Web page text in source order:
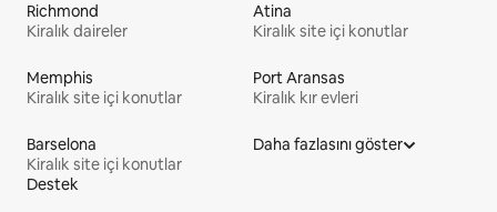
Richmond
Kiralık daireler
Atina
Kiralık site içi konutlar
Memphis
Kiralık site içi konutlar
Port Aransas
Kiralık kır evleri
Barselona
Kiralık site içi konutlar
Daha fazlasını göster
Site alt bilgisi
Destek